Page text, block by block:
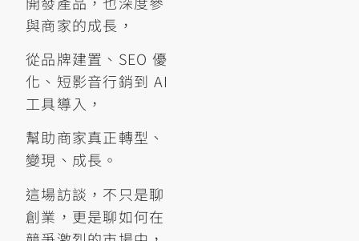
與商家的成長，
從品牌建置、SEO 優
化、短影音行銷到 AI
工具導入，
幫助商家真正轉型、
變現、成長。
這場訪談，不只是聊
創業，更是聊如何在